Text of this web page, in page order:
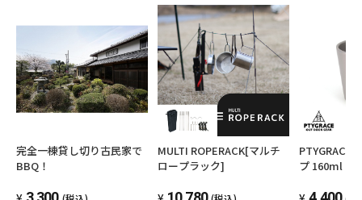
完全一棟貸し切り古民家で
BBQ！
MULTI ROPERACK[マルチ
ロープラック]
PTYGRACE
プ 160ml
日本製 プリ